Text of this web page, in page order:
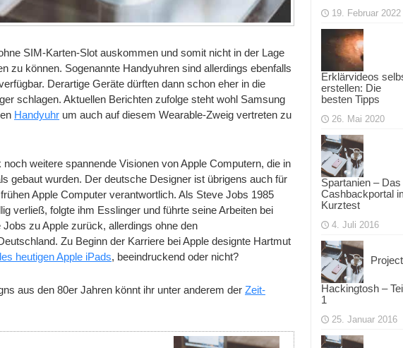
SIM-Karten-Slot auskommen und somit nicht in der Lage
zu können. Sogenannte Handyuhren sind allerdings ebenfalls
Derartige Geräte dürften dann schon eher in die
schlagen. Aktuellen Berichten zufolge steht wohl Samsung
Handyuhr um auch auf diesem Wearable-Zweig vertreten zu
weitere spannende Visionen von Apple Computern, die in
gebaut wurden. Der deutsche Designer ist übrigens auch für
Apple Computer verantwortlich. Als Steve Jobs 1985
verließ, folgte ihm Esslinger und führte seine Arbeiten bei
zu Apple zurück, allerdings ohne den
Zu Beginn der Karriere bei Apple designte Hartmut
heutigen Apple iPads, beeindruckend oder nicht?
aus den 80er Jahren könnt ihr unter anderem der Zeit-
19. Februar 2022
Erklärvideos
erstellen: Die
besten Tipps
26. Mai 2020
Spartanien – Das
Cashbackportal
Kurztest
4. Juli 2016
Project
Hackingtosh –
1
25. Januar 2016